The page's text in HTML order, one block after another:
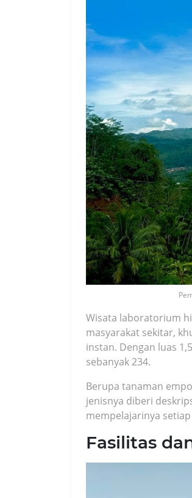
Wisata laboratorium
masyarakat sekitar,
instan. Dengan luas
sebanyak 234.
Berupa tanaman
jenisnya diberi
mempelajarinya
Fasilitas